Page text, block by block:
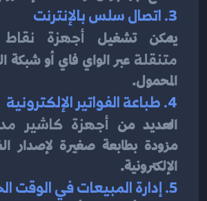
3. اتصال سلس بالإنترنت
يمكن تشغيل
متنقلة
المحمول.
4. طباعة الفواتير الإلكترونية
العديد من أجهزة كاشير
الإلكترونية.
5. إدارة المبيعات في الوقت الحقيقي